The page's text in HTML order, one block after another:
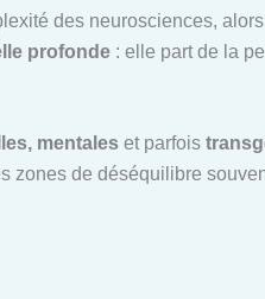
des neurosciences, alors
profonde : elle part de la
mentales et parfois
zones de déséquilibre